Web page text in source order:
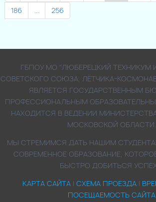
186
... 256
ГБПОУ МО "ЛЮБЕРЕЦКИЙ ТЕХНИКУМ
СОВЕТСКОГО СОЮЗА, ЛЁТЧИКА-
ЯВЛЯЕТСЯ ГОСУДАРСТВЕННЫМ
ПРОФЕССИОНАЛЬНЫМ
НАХОДИТСЯ В ВЕДЕНИИ
МОСКОВСКОЙ ОБЛАСТИ.
МЫ СТРЕМИМСЯ ДАТЬ НАШИМ
СОВРЕМЕННОЕ ОБРАЗОВАНИЕ,
БЫСТРО ДОБИТЬСЯ
КАРТА САЙТА | СХЕМА ПРОЕЗДА |
ПОСЕЩАЕМОСТЬ САЙТА